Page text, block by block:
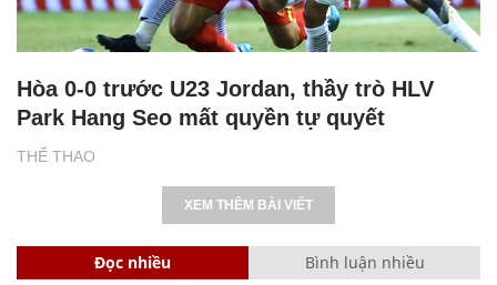
THỂ THAO
Hòa 0-0 trước U23 Jordan, thầy trò HLV
Park Hang Seo mất quyền tự quyết
XEM THÊM BÀI VIẾT
Đọc nhiều Bình luận nhiều